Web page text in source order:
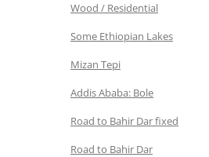
Wood / Residential
Some Ethiopian Lakes
Mizan Tepi
Addis Ababa: Bole
Road to Bahir Dar fixed
Road to Bahir Dar